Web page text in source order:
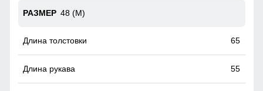
Капюшон на все случаи жизни
Несъемный и регулируемый капюшон делает эту
олимпийку идеальным выбором для разнообразных
погодных условий. Легкость адаптации к изменениям
погоды и стиля делает ее незаменимым элементом
гардероба на каждый день.
48 (M)
65
55